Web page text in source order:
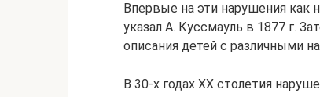
Впервые на эти нарушения как
указал А. Куссмауль в 1877 г.
описания детей с различными
В 30-х годах XX столетия